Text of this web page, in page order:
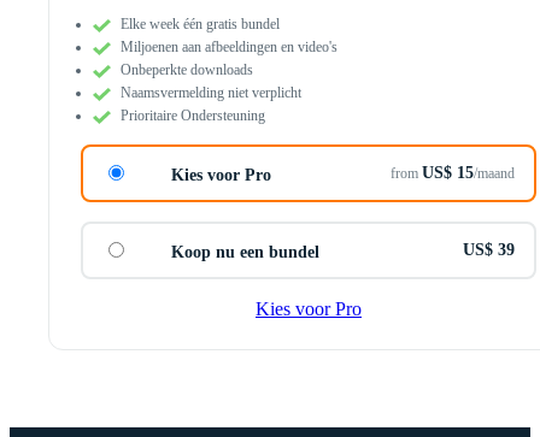
Elke week één gratis bundel
Miljoenen aan afbeeldingen en video's
Onbeperkte downloads
Naamsvermelding niet verplicht
Prioritaire Ondersteuning
Kies voor Pro from US$ 15/maand
Koop nu een bundel US$ 39
Kies voor Pro